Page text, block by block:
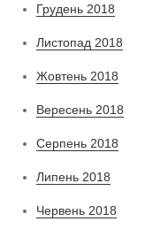
Грудень 2018
Листопад 2018
Жовтень 2018
Вересень 2018
Серпень 2018
Липень 2018
Червень 2018